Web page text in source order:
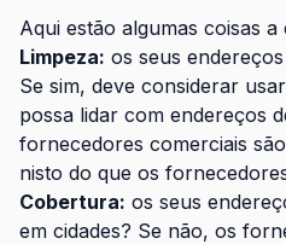
Aqui estão algumas coisas a
Limpeza: os seus
Se sim, deve considerar
possa lidar com endereços
fornecedores comerciais
nisto do que os
Cobertura: os seus
em cidades? Se não, os